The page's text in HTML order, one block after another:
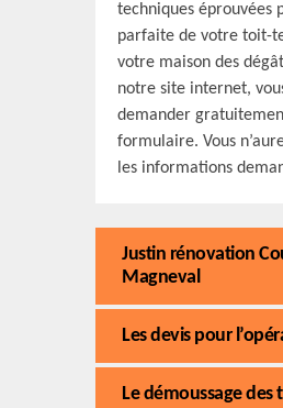
techniques
parfaite de votre toit-
votre maison des
notre site internet,
demander
formulaire. Vous
les informations
Justin rénovation
Magneval
Les devis pour
Le démoussage des